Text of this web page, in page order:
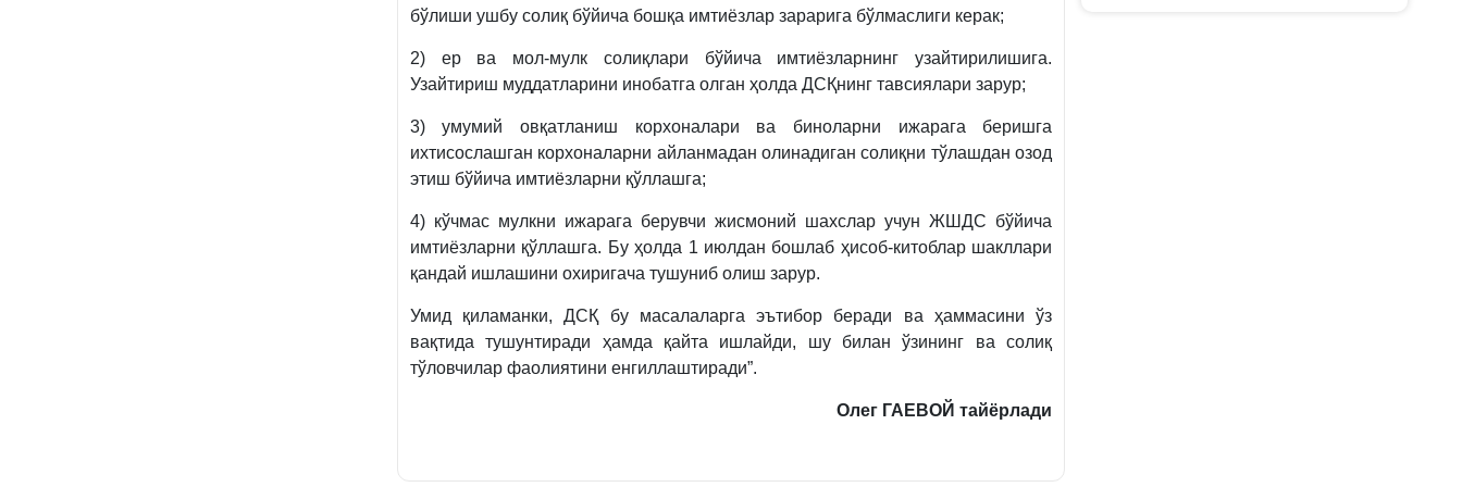
бўлиши ушбу солиқ бўйича бошқа имтиёзлар зарарига бўлмаслиги керак;
2) ер ва мол-мулк солиқлари бўйича имтиёзларнинг узайтирилишига.
Узайтириш муддатларини инобатга олган ҳолда ДСҚнинг тавсиялари зарур;
3) умумий овқатланиш корхоналари ва биноларни ижарага беришга
ихтисослашган корхоналарни айланмадан олинадиган солиқни тўлашдан озод
этиш бўйича имтиёзларни қўллашга;
4) кўчмас мулкни ижарага берувчи жисмоний шахслар учун ЖШДС бўйича
имтиёзларни қўллашга. Бу ҳолда 1 июлдан бошлаб ҳисоб-китоблар шакллари
қандай ишлашини охиригача тушуниб олиш зарур.
Умид қиламанки, ДСҚ бу масалаларга эътибор беради ва ҳаммасини ўз
вақтида тушунтиради ҳамда қайта ишлайди, шу билан ўзининг ва солиқ
тўловчилар фаолиятини енгиллаштиради”.
Олег ГАЕВОЙ тайёрлади